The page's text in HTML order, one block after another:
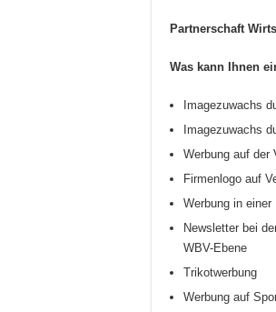
Partnerschaft
Was kann Ihnen
Imagezuwachs
Imagezuwachs
Werbung auf der
Firmenlogo auf
Werbung in
Newsletter bei
WBV-Ebene
Trikotwerbung
Werbung auf